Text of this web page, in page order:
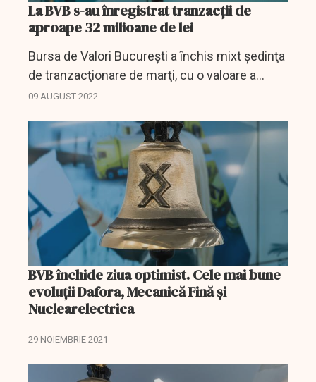
La BVB s-au înregistrat tranzacţii de
aproape 32 milioane de lei
Bursa de Valori Bucureşti a închis mixt şedinţa
de tranzacţionare de marţi, cu o valoare a
tranzacţiilor de 31,8 milioane de lei (6,4
09 AUGUST 2022
BVB închide ziua optimist. Cele mai bune
evoluții Dafora, Mecanică Fină şi
Nuclearelectrica
29 NOIEMBRIE 2021